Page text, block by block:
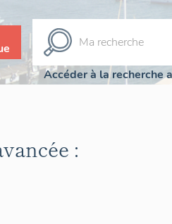
Accéder à la recherche
: